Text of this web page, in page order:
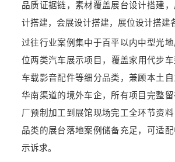
品质证据链，素材覆盖展台设计搭建
计搭建，会展设计搭建，展位设计搭建
过往行业案例集中于百平以内中型光
位两类汽车展示项目，覆盖家用代步
车载影音配件等细分品类，兼顾本土
华南渠道的境外车企，所有项目完整
厂预制加工到展馆现场完工全环节资
品类的展台落地案例储备充足，可适
示诉求。